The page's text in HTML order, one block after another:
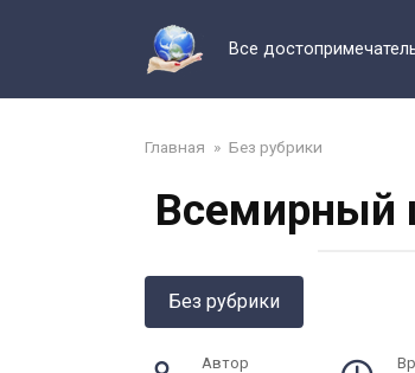
Все
Главная » Без рубрики
Всемирный
Без рубрики
Автор